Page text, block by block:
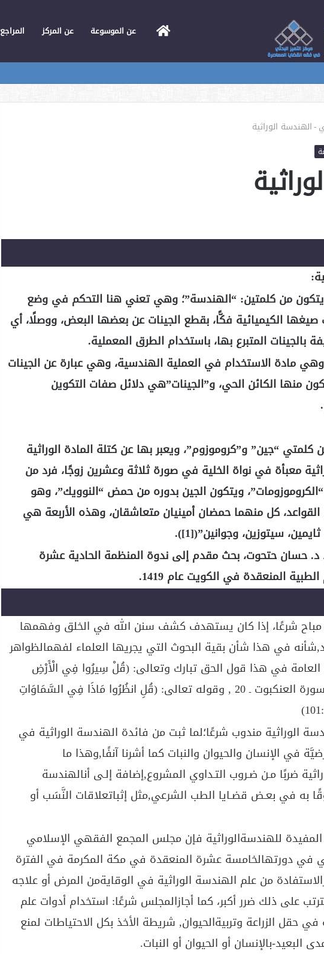
الرئيسيةعن الموسوعة عن المركز المراجع
-الهندسة الوراثية
يتكون من كلمتين: “الهندسة”؛ وهي تعني هنا التحكم في وضع
صيغها الكيميائية فكًّا، بقطع الجينات عن بعضها البعض، ووصلًا، أي
بالجينات المتبرع بها، باستخدام الطرق المعملية.
وهي مادة الاستخدام في العملية الهندسية، وهي عبارة عن الجينات
منها الكائن الحي، و”الجينات”هي دلائل صفات التكوين
“جين” و”كروموزوم”، ويعبر بها عن كتلة المادة الوراثية
معبأة في نواة الخلية في صورة ثلاثة وعشرين زوجًا، فرد من
ويتكون الجين بدوره من حمض “النوويك”، وهو
كل منهما حمضان أمينيان متعاشقان، وهذه الأربعة هي
سيتوزين، وجوانين”([1]).
د. حسان حتحوت، بحث مقدم إلى ندوة المنظمة الحادية عشرة
المنعقدة في الكويت عام 1419.
مباح شرعًا، إذا كان يستهدف كشف سنن الله في الخلق وفهمها
في هذا شأن بقية البحوث التي يجريها العلماء لفهمالظواهر
العامة في هذا قول الحق تبارك وتعالى: (قُلْ سِيرُوا فِي الْأَرْضِ
فَانظُرُوا كَيْفَ بَدَأَ الْخَلْقَ ۚ ) سورة العنكبوت ـ 20 , وقوله تعالى: (قُلِ انظُرُوا مَاذَا فِي السَّمَاوَاتِ
الوراثية مندوب شرعًا؛لما ثبت من فائدة الهندسة الوراثية في
في الإنسان والحيوان والنبات كما أشرنا آنفًا,وهذا ما
ضربًا مـن ضـروب التـداوي المشروع,إضافة إلـى أنالهندسة
به في بعـض قضـايا الطب الشرعي,مثل إثباتعلاقات النَّسَب أو
للهندسةالوراثية فإن مجلس المجمع الفقهي الإسلامي
في دورتهالخامسة عشرة المنعقدة في مكة المكرمة في الفترة
1419قد أجازالاستفادة من علم الهندسة الوراثية في الوقايةمن المرض أو علاجه
على ذلك ضرر أكبر، كما أجازالمجلس شرعًا: استخدام أدوات علم
حقل الزراعة وتربيةالحيوان, شريطة الأخذ بكل الاحتياطات لمنع
بالإنسان أو الحيوان أو النبات.